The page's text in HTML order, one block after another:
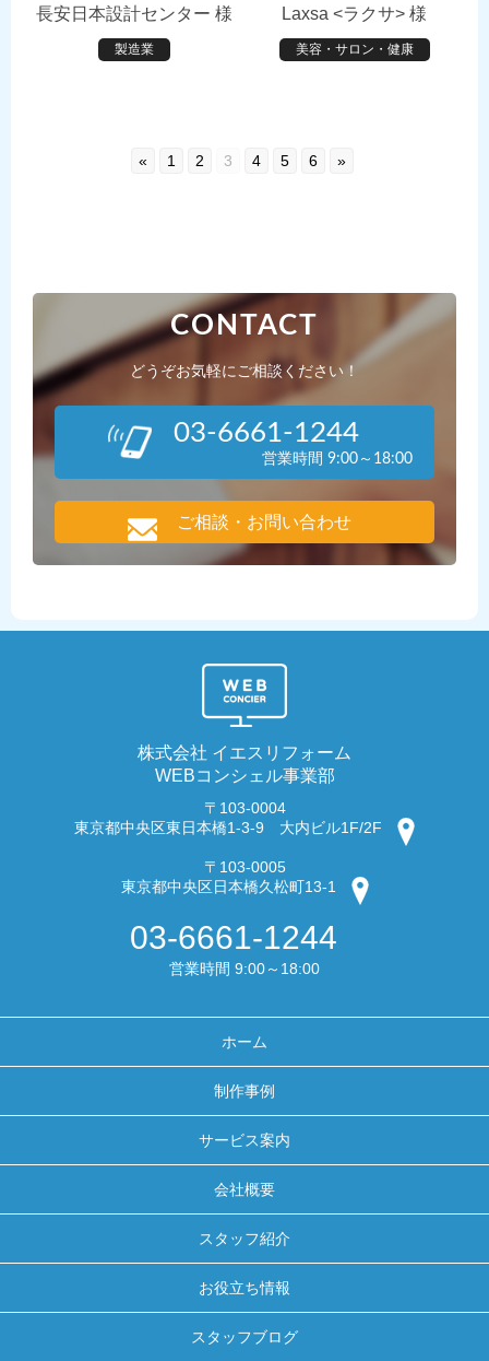
長安日本設計センター 様
製造業
Laxsa <ラクサ> 様
美容・サロン・健康
« 1 2 3 4 5 6 »
CONTACT
どうぞお気軽にご相談ください！
03-6661-1244
営業時間 9:00～18:00
ご相談・お問い合わせ
株式会社 イエスリフォーム
WEBコンシェル事業部
〒103-0004
東京都中央区東日本橋1-3-9 大内ビル1F/2F
〒103-0005
東京都中央区日本橋久松町13-1
03-6661-1244
営業時間 9:00～18:00
ホーム
制作事例
サービス案内
会社概要
スタッフ紹介
お役立ち情報
スタッフブログ